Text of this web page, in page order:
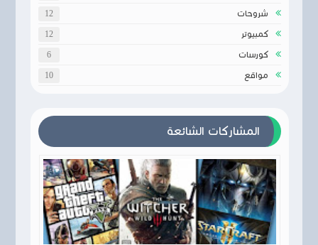
شروحات 12
كمبيوتر 12
كورسات 6
مواقع 10
المشاركات الشائعة